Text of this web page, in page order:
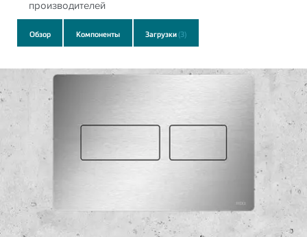
производителей
Обзор Компоненты Загрузки(3)